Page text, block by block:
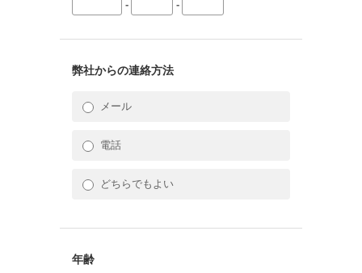
- -
弊社からの連絡方法
メール
電話
どちらでもよい
年齢